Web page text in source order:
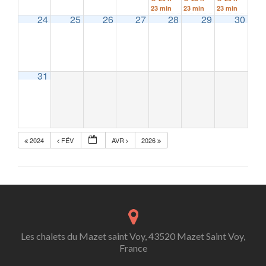
23 min
23 min
23 min
24 25 26 27 28 29 30
31
2024 FÉV AVR 2026
Les chalets du Mazet saint Voy, 43520 Mazet Saint Voy,
France